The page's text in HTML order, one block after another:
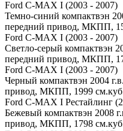
Ford C-MAX I (2003 - 2007)
Темно-синий компактвэн
передний привод, МКПП,
Ford C-MAX I (2003 - 2007)
Светло-серый компактвэн
передний привод, МКПП,
Ford C-MAX I (2003 - 2007)
Черный компактвэн 2004
привод, МКПП, 1999 см.куб.
Ford C-MAX I Рестайлинг
Бежевый компактвэн 2008
привод, МКПП, 1798 см.куб.